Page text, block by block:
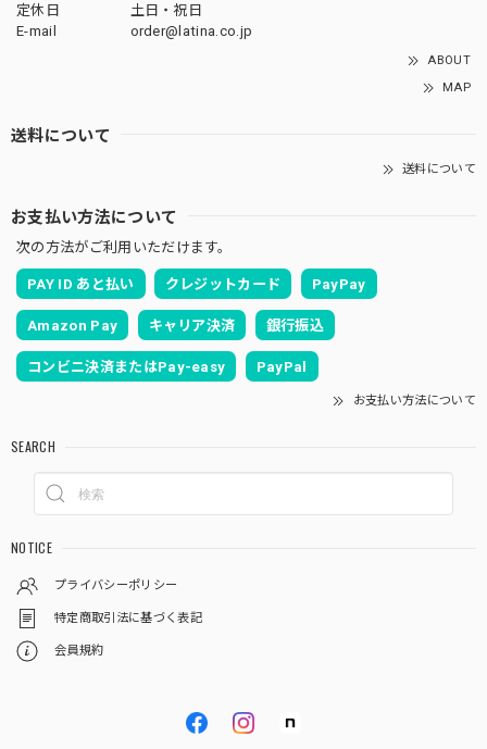
定休日
土日・祝日
E-mail
order@latina.co.jp
ABOUT
MAP
送料について
送料について
お支払い方法について
次の方法がご利用いただけます。
PAY ID あと払い クレジットカード PayPay
Amazon Pay キャリア決済 銀行振込
コンビニ決済またはPay-easy PayPal
お支払い方法について
SEARCH
NOTICE
プライバシーポリシー
特定商取引法に基づく表記
会員規約